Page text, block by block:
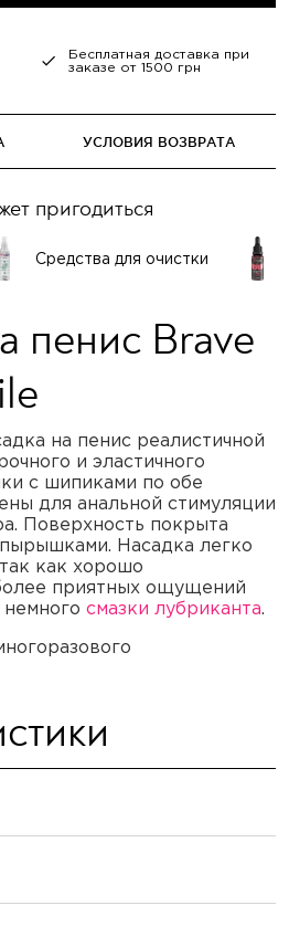
Бесплатная доставка при
заказе от 1500 грн
УСЛОВИЯ ВОЗВРАТА
пригодиться
Средства для очистки
пенис Brave
на пенис реалистичной
и эластичного
с шипиками по обе
для анальной стимуляции
Поверхность покрыта
Насадка легко
как хорошо
приятных ощущений
немного смазки лубриканта.